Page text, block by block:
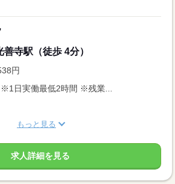
寺駅（徒歩 4分）
円
日実働最低2時間 ※残業...
もっと見る
求人詳細を見る